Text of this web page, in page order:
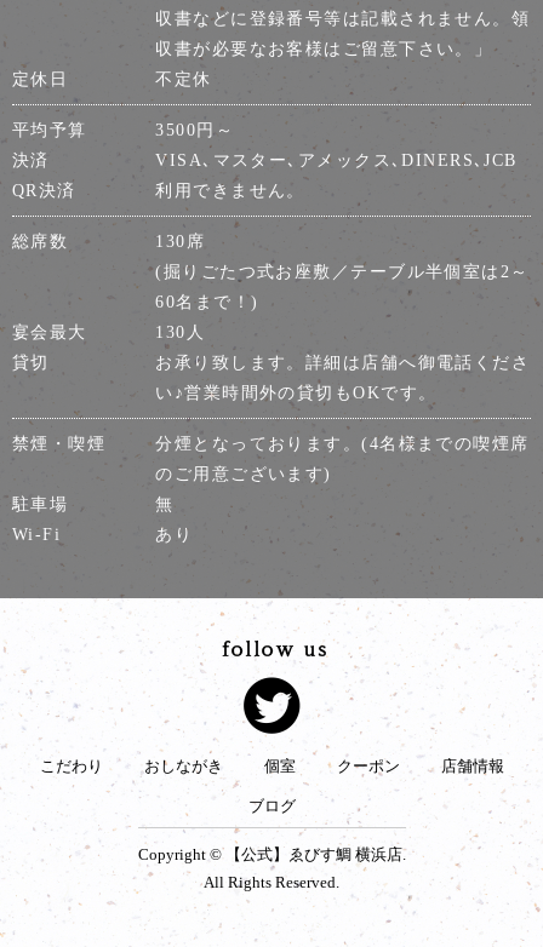
収書などに登録番号等は記載されません。領
収書が必要なお客様はご留意下さい。」
定休日
不定休
平均予算
3500円～
決済
VISA､マスター､アメックス､DINERS､JCB
QR決済
利用できません。
総席数
130席
(掘りごたつ式お座敷／テーブル半個室は2～
60名まで！)
宴会最大
130人
貸切
お承り致します。詳細は店舗へ御電話くださ
い♪営業時間外の貸切もOKです。
禁煙・喫煙
分煙となっております。(4名様までの喫煙席
のご用意ございます)
駐車場
無
Wi-Fi
あり
こだわり おしながき 個室 クーポン 店舗情報
ブログ
Copyright © 【公式】ゑびす鯛 横浜店.
All Rights Reserved.